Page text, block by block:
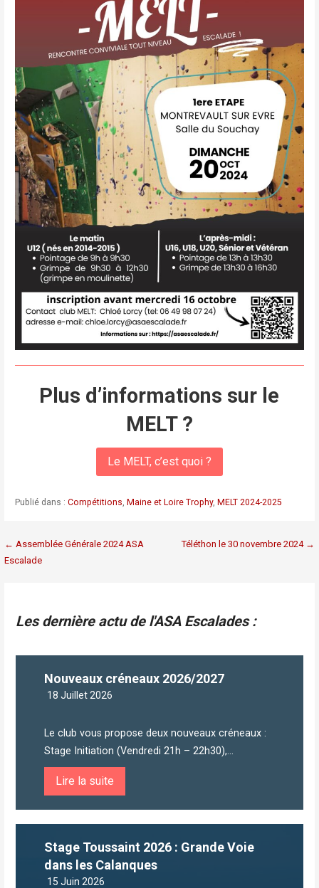
Plus d’informations sur le
MELT ?
Le MELT, c’est quoi ?
Publié dans : Compétitions, Maine et Loire Trophy, MELT 2024-2025
Navigation
← Assemblée Générale 2024 ASA
Escalade
Téléthon le 30 novembre 2024 →
Les dernière actu de l'ASA Escalades :
Nouveaux créneaux 2026/2027
18 Juillet 2026
Le club vous propose deux nouveaux créneaux :
Stage Initiation (Vendredi 21h – 22h30),...
Lire la suite
Stage Toussaint 2026 : Grande Voie
dans les Calanques
15 Juin 2026